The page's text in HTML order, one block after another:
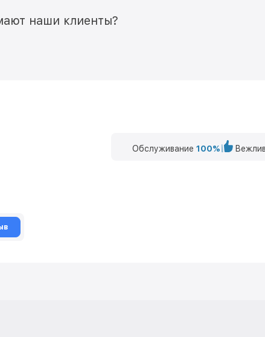
наши клиенты?
Обслуживание 100%